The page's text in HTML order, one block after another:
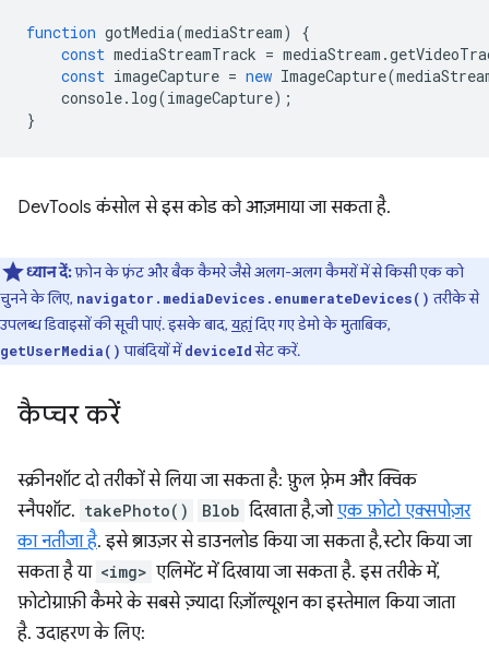
function gotMedia(mediaStream)
{
const mediaStreamTrack = mediaStream .
const imageCapture = new ImageCapture(
console. log(imageCapture);
}
DevTools कंसोल से इस कोड को आज़माया जा सकता है.
ध्यान दें:फ़ोन के फ़्रंट और बैक कैमरे जैसे अलग-अलग कैमरों में से किसी एक को
चुनने के लिए, navigator.mediaDevices.enumerateDevices() तरीके से
उपलब्ध डिवाइसों की सूची पाएं. इसके बाद,यहांदिए गए डेमो के मुताबिक,
getUserMedia() पाबंदियों मेंdeviceIdसेट करें.
कैप्चर करें
स्क्रीनशॉट दो तरीकों से लिया जा सकता है: फ़ुल फ़्रेम और क्विक
स्नैपशॉट. takePhoto() Blob दिखाता है, जोएक फ़ोटो एक्सपोज़र
का नतीजा है. इसे ब्राउज़र से डाउनलोड किया जा सकता है, स्टोर किया जा
सकता है या <img> एलिमेंट में दिखाया जा सकता है. इस तरीके में,
फ़ोटोग्राफ़ी कैमरे के सबसे ज़्यादा रिज़ॉल्यूशन का इस्तेमाल किया जाता
है. उदाहरण के लिए: